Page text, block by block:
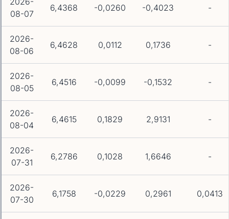
08-07
6,4368 -0,0260 -0,4023 -
2026-
08-06
6,4628 0,0112 0,1736 -
2026-
08-05
6,4516 -0,0099 -0,1532 -
2026-
08-04
6,4615 0,1829 2,9131 -
2026-
07-31
6,2786 0,1028 1,6646 -
2026-
07-30
6,1758 -0,0229 0,2961 0,0413